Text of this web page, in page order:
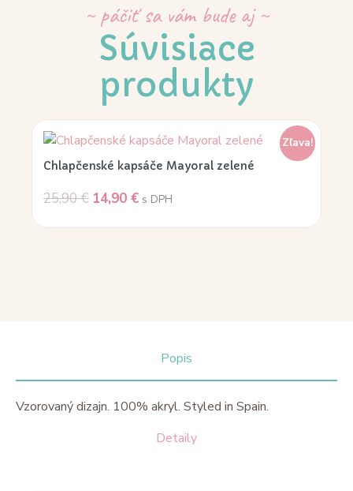
~ páčiť sa vám bude aj ~
Súvisiace
produkty
Zľava!
Chlapčenské kapsáče Mayoral zelené
25,90€ 14,90 € s DPH
Popis
Detaily
Vzorovaný dizajn. 100% akryl. Styled in Spain.